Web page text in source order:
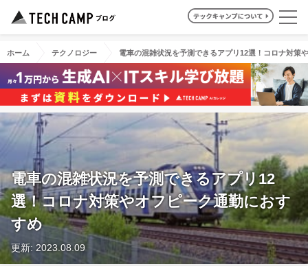
ホーム テクノロジー 電車の混雑状況を予測できるアプリ12選！コロナ対策
電車の混雑状況を予測できるアプリ12
選！コロナ対策やオフピーク通勤におす
すめ
更新: 2023.08.09